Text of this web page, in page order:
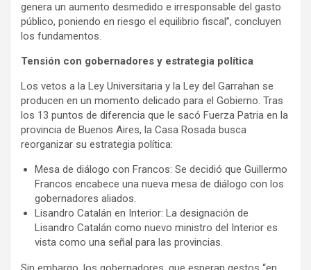
genera un aumento desmedido e irresponsable del gasto
público, poniendo en riesgo el equilibrio fiscal”, concluyen
los fundamentos.
Tensión con gobernadores y estrategia política
Los vetos a la Ley Universitaria y la Ley del Garrahan se
producen en un momento delicado para el Gobierno. Tras
los 13 puntos de diferencia que le sacó Fuerza Patria en la
provincia de Buenos Aires, la Casa Rosada busca
reorganizar su estrategia política:
Mesa de diálogo con Francos: Se decidió que Guillermo
Francos encabece una nueva mesa de diálogo con los
gobernadores aliados.
Lisandro Catalán en Interior: La designación de
Lisandro Catalán como nuevo ministro del Interior es
vista como una señal para las provincias.